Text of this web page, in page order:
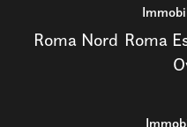
Roma Nord Roma